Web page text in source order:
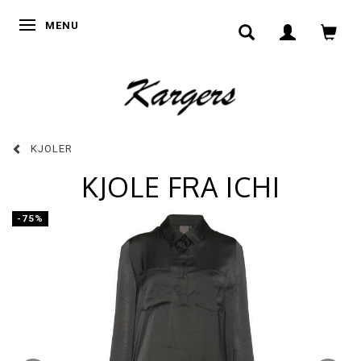
SKIFTE NAVIGATION
MENU
KJOLER
KJOLE FRA ICHI
-75%